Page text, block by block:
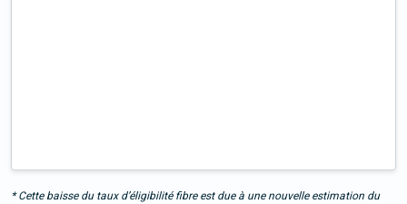
* Cette baisse du taux d’éligibilité fibre est due à une nouvelle estimation du